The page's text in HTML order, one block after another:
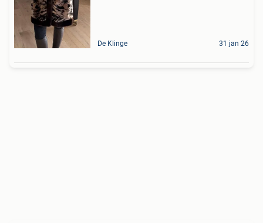
De Klinge 31 jan 26